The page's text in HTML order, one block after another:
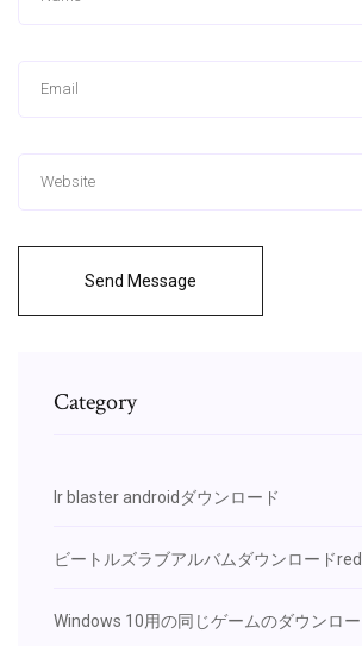
Send Message
Category
Ir blaster androidダウンロード
ビートルズラブアルバムダウンロード
Windows 10用の同じゲームのダウンロー